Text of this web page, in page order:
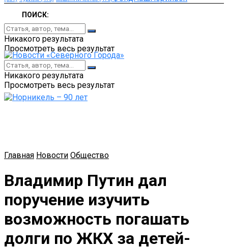
ПОИСК:
Никакого результата
Просмотреть весь результат
Никакого результата
Просмотреть весь результат
Главная Новости Общество
Владимир Путин дал
поручение изучить
возможность погашать
долги по ЖКХ за детей-